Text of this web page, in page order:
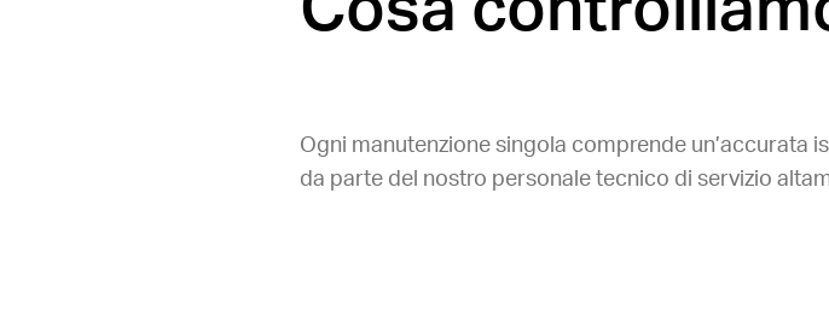
Ogni manutenzione singola comprende un’accurata
da parte del nostro personale tecnico di servizio